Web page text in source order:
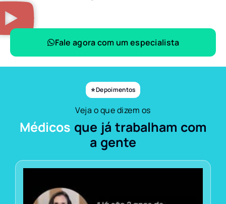
Fale agora com um especialista
⭐ Depoimentos
Veja o que dizem os
Médicos que já trabalham com
a gente